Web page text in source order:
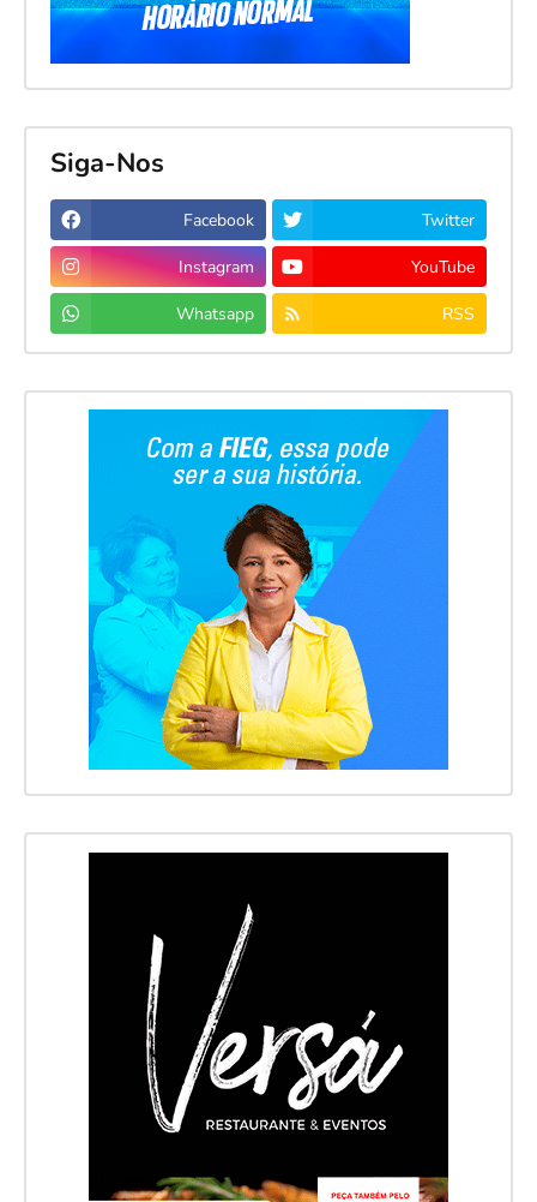
Siga-Nos
Facebook Twitter
Instagram YouTube
Whatsapp RSS